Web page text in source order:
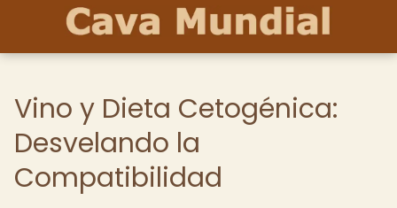
Vino y Dieta Cetogénica:
Desvelando la
Compatibilidad